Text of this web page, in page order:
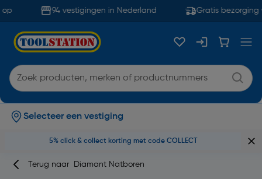
94 vestigingen in Nederland Gratis bezorging
Selecteer een vestiging
5% click & collect korting met code COLLECT
Terug naar Diamant Natboren